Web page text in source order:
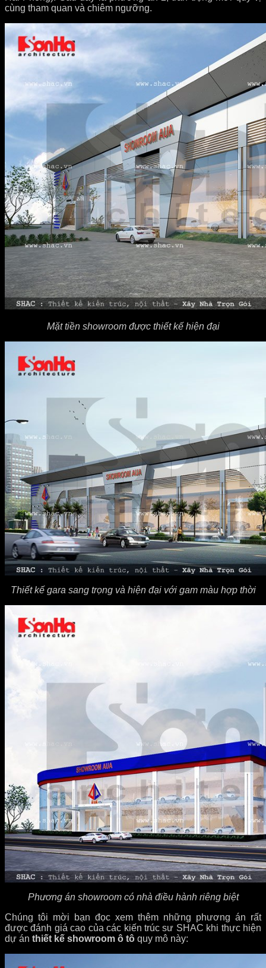
cùng tham quan và chiêm ngưỡng.
Mặt tiền showroom được thiết kế hiện đại
Thiết kế gara sang trọng và hiện đại với gam màu hợp thời
Phương án showroom có nhà điều hành riêng biệt
Chúng tôi mời bạn đọc xem thêm những phương án rất
được đánh giá cao của các kiến trúc sư SHAC khi thực hiện
dự án thiết kế showroom ô tô quy mô này: